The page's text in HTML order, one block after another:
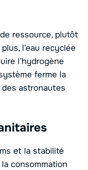
ressource, plutôt
l’eau recyclée
l’hydrogène
ferme la
astronautes
et la stabilité
consommation